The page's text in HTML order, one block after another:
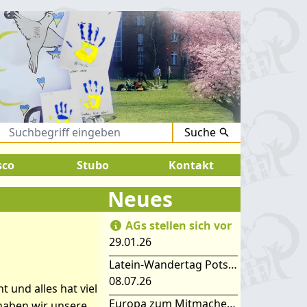
Suche
2026: SOMMERFERIEN !
Stubo Kontakt
und alles hat viel
Neues
AGs stellen sich vor
29.01.26
Latein-Wandertag Potsdam
08.07.26
Europa zum Mitmachen – SIMEP 2026 in Stubice